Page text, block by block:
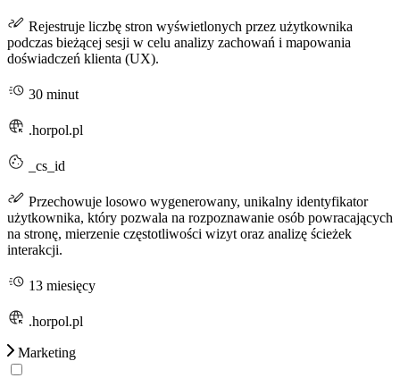
Rejestruje liczbę stron wyświetlonych przez użytkownika
podczas bieżącej sesji w celu analizy zachowań i mapowania
doświadczeń klienta (UX).
30 minut
.horpol.pl
_cs_id
Przechowuje losowo wygenerowany, unikalny identyfikator
użytkownika, który pozwala na rozpoznawanie osób powracających
na stronę, mierzenie częstotliwości wizyt oraz analizę ścieżek
interakcji.
13 miesięcy
.horpol.pl
Marketing